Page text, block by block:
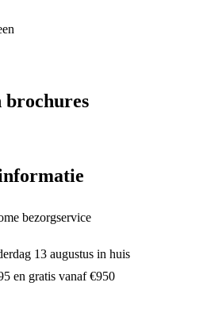
brochures
bezorgservice
13 augustus in huis
en gratis vanaf €950